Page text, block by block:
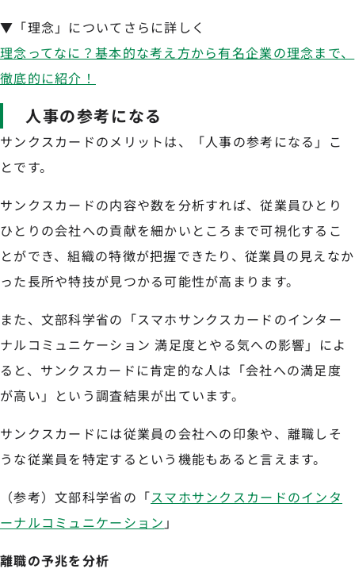
▼「理念」についてさらに詳しく
理念ってなに？基本的な考え方から有名企業の理念まで、
徹底的に紹介！
人事の参考になる
サンクスカードのメリットは、「人事の参考になる」こ
とです。
サンクスカードの内容や数を分析すれば、従業員ひとり
ひとりの会社への貢献を細かいところまで可視化するこ
とができ、組織の特徴が把握できたり、従業員の見えなか
った長所や特技が見つかる可能性が高まります。
また、文部科学省の「スマホサンクスカードのインター
ナルコミュニケーション 満足度とやる気への影響」によ
ると、サンクスカードに肯定的な人は「会社への満足度
が高い」という調査結果が出ています。
サンクスカードには従業員の会社への印象や、離職しそ
うな従業員を特定するという機能もあると言えます。
（参考）文部科学省の「スマホサンクスカードのインタ
ーナルコミュニケーション 」
離職の予兆を分析